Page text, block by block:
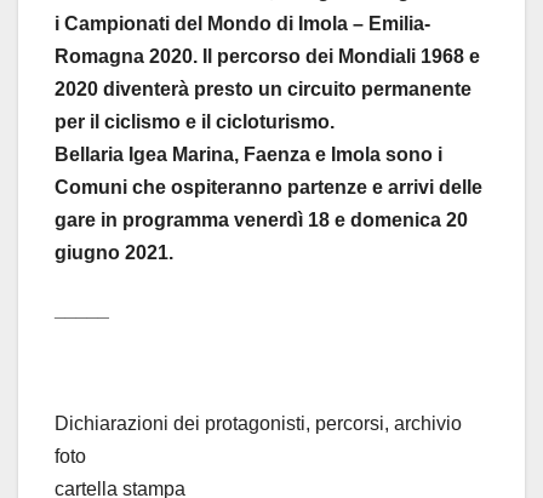
i Campionati del Mondo di Imola – Emilia-
Romagna 2020. Il percorso dei Mondiali 1968 e
2020 diventerà presto un circuito permanente
per il ciclismo e il cicloturismo.
Bellaria Igea Marina, Faenza e Imola sono i
Comuni che ospiteranno partenze e arrivi delle
gare in programma venerdì 18 e domenica 20
giugno 2021.
Dichiarazioni dei protagonisti, percorsi, archivio
foto
cartella stampa